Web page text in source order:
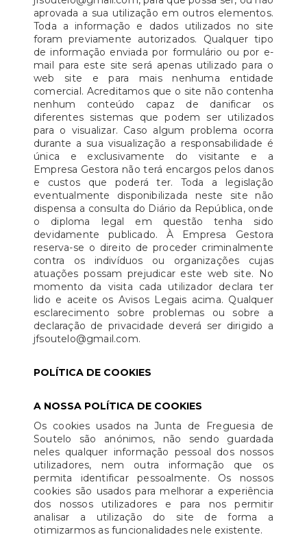
aprovada a sua utilização em outros elementos.
Toda a informação e dados utilizados no site
foram previamente autorizados. Qualquer tipo
de informação enviada por formulário ou por e-
mail para este site será apenas utilizado para o
web site e para mais nenhuma entidade
comercial. Acreditamos que o site não contenha
nenhum conteúdo capaz de danificar os
diferentes sistemas que podem ser utilizados
para o visualizar. Caso algum problema ocorra
durante a sua visualização a responsabilidade é
única e exclusivamente do visitante e a
Empresa Gestora não terá encargos pelos danos
e custos que poderá ter. Toda a legislação
eventualmente disponibilizada neste site não
dispensa a consulta do Diário da República, onde
o diploma legal em questão tenha sido
devidamente publicado. À Empresa Gestora
reserva-se o direito de proceder criminalmente
contra os indivíduos ou organizações cujas
atuações possam prejudicar este web site. No
momento da visita cada utilizador declara ter
lido e aceite os Avisos Legais acima. Qualquer
esclarecimento sobre problemas ou sobre a
declaração de privacidade deverá ser dirigido a
jfsoutelo@gmail.com.
POLÍTICA DE COOKIES
A NOSSA POLÍTICA DE COOKIES
Os cookies usados na Junta de Freguesia de
Soutelo são anónimos, não sendo guardada
neles qualquer informação pessoal dos nossos
utilizadores, nem outra informação que os
permita identificar pessoalmente. Os nossos
cookies são usados para melhorar a experiência
dos nossos utilizadores e para nos permitir
analisar a utilização do site de forma a
otimizarmos as funcionalidades nele existente.